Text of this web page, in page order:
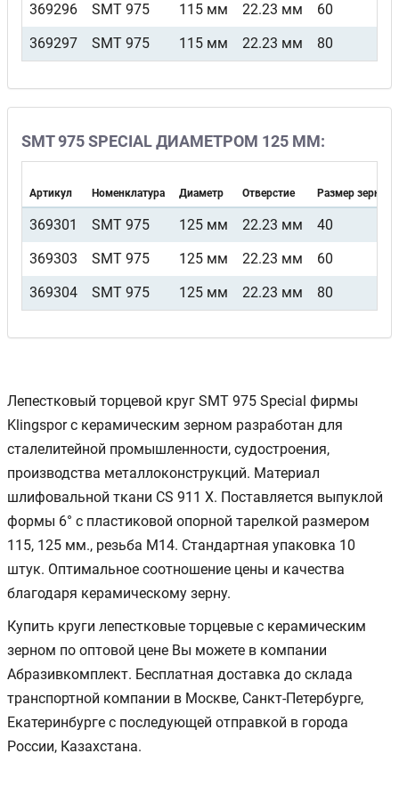
369296
SMT 975 115 мм 22.23 мм
60
369297
SMT 975 115 мм 22.23 мм 80
SMT 975 SPECIAL ДИАМЕТРОМ 125 ММ:
Артикул Номенклатура Диаметр Отверстие Размер зерна
369301 SMT 975 125 мм 22.23 мм
40
369303
SMT 975 125 мм 22.23 мм
60
369304
SMT 975 125 мм 22.23 мм 80
Лепестковый торцевой круг SMT 975 Special фирмы
Klingspor с керамическим зерном разработан для
сталелитейной промышленности, судостроения,
производства металлоконструкций. Материал
шлифовальной ткани CS 911 X. Поставляется выпуклой
формы 6° c пластиковой опорной тарелкой размером
115, 125 мм., резьба М14. Стандартная упаковка 10
штук. Оптимальное соотношение цены и качества
благодаря керамическому зерну.
Купить круги лепестковые торцевые с керамическим
зерном по оптовой цене Вы можете в компании
Абразивкомплект. Бесплатная доставка до склада
транспортной компании в Москве, Санкт-Петербурге,
Екатеринбурге с последующей отправкой в города
России, Казахстана.